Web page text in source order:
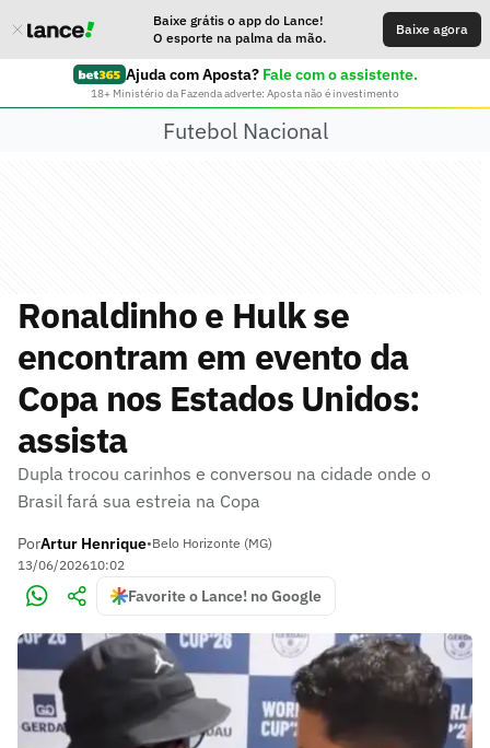
Baixe grátis o app do Lance!
O esporte na palma da mão.
Baixe agora
Ajuda com Aposta? Fale com o assistente.
18+ Ministério da Fazenda adverte: Aposta não é investimento
Futebol Nacional
Ronaldinho e Hulk se
encontram em evento da
Copa nos Estados Unidos:
assista
Dupla trocou carinhos e conversou na cidade onde o
Brasil fará sua estreia na Copa
PorArtur Henrique•Belo Horizonte (MG)
13/06/202610:02
Favorite o Lance! no Google